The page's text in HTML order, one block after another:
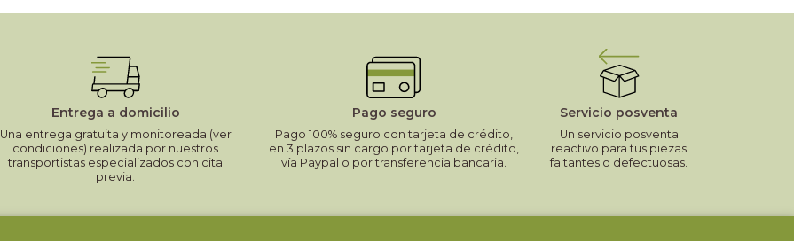
Entrega a domicilio
Una entrega gratuita y monitoreada (ver
condiciones) realizada por nuestros
transportistas especializados con cita
previa.
Pago seguro
Pago 100% seguro con tarjeta de crédito,
en 3 plazos sin cargo por tarjeta de crédito,
vía Paypal o por transferencia bancaria.
Servicio posventa
Un servicio posventa
reactivo para tus piezas
faltantes o defectuosas.